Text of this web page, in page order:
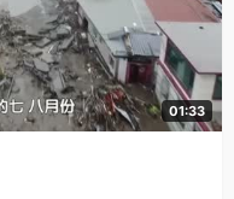
01:33